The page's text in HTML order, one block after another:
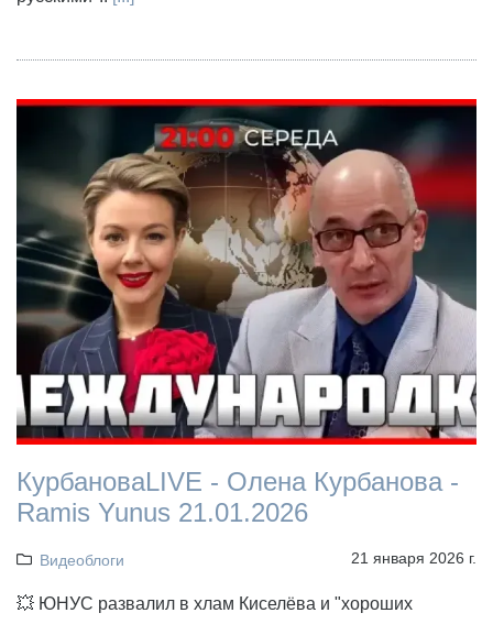
КурбановаLIVE - Олена Курбанова -
Ramis Yunus 21.01.2026
Видеоблоги 21 января 2026 г.
💥 ЮНУС развалил в хлам Киселёва и "хороших